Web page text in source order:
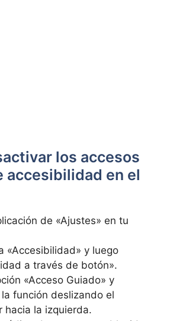
⁤los accesos
accesibilidad en ​el
de «Ajustes» en tu
«Accesibilidad» y ⁣luego
a través de⁢ botón».
«Acceso Guiado» y
función deslizando el
hacia la izquierda.